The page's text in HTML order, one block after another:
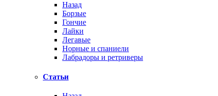
Назад
Борзые
Гончие
Лайки
Легавые
Норные и спаниели
Лабрадоры и ретриверы
Статьи